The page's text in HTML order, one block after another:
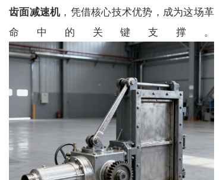
齿面减速机，凭借核心技术优势，成为这场革
命中的关键支撑。